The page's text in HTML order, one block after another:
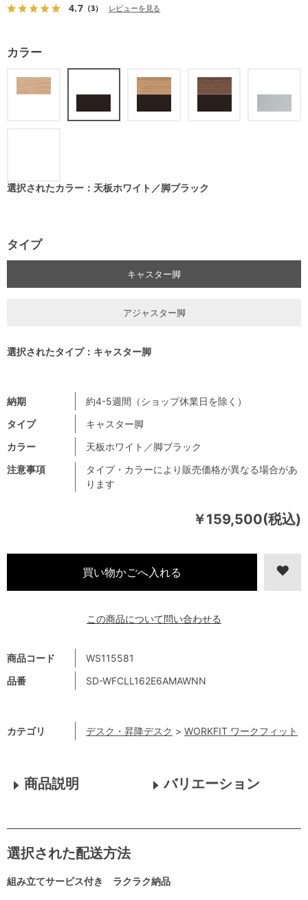
4.7（3） レビューを見る
￥159,500(税込)
商品コード
WS115581
品番
SD-WFCLL162E6AMAWNN
カテゴリ デスク・昇降デスク > WORKFIT ワークフィット
注意事項
タイプ・カラーにより販売価格が異なる場合があ
ります
納期
約4-5週間（ショップ休業日を除く）
タイプ
キャスター脚
カラー
天板ホワイト／脚ブラック
カラー
選択されたカラー：天板ホワイト／脚ブラック
タイプ
キャスター脚
アジャスター脚
選択されたタイプ：キャスター脚
この商品について問い合わせる
商品説明 バリエーション
選択された配送方法
組み立てサービス付き ラクラク納品